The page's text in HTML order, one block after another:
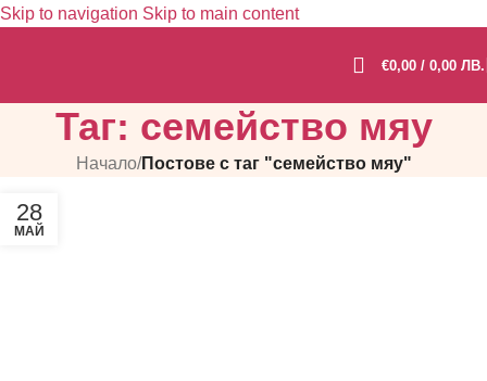
Skip to navigation Skip to main content
€0,00 / 0,00 ЛВ.
Таг: семейство мяу
Начало/Постове с таг "семейство мяу"
28
МАЙ